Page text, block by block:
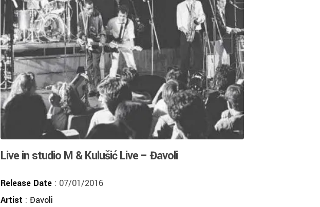
Live in studio M & Kulušić Live – Đavoli
Release Date : 07/01/2016
Artist : Đavoli